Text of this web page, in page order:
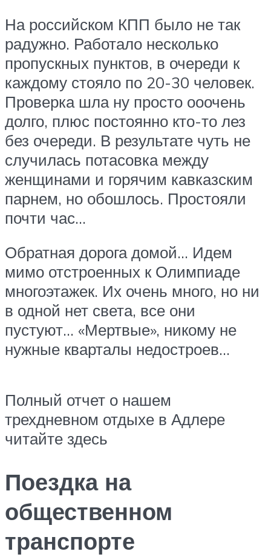
На российском КПП было не так
радужно. Работало несколько
пропускных пунктов, в очереди к
каждому стояло по 20-30 человек.
Проверка шла ну просто ооочень
долго, плюс постоянно кто-то лез
без очереди. В результате чуть не
случилась потасовка между
женщинами и горячим кавказским
парнем, но обошлось. Простояли
почти час…
Обратная дорога домой… Идем
мимо отстроенных к Олимпиаде
многоэтажек. Их очень много, но ни
в одной нет света, все они
пустуют… «Мертвые», никому не
нужные кварталы недостроев…
Полный отчет о нашем
трехдневном отдыхе в Адлере
читайте здесь
Поездка на
общественном
транспорте